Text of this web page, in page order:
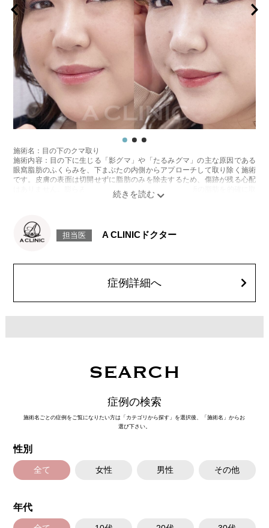
施術名：目の下のクマ取り
施術内容：目の下に生じる「影グマ」や「たるみグマ」の主な原因である
眼窩脂肪のふくらみを、下まぶたの内側からアプローチして取り除く施術
です。皮膚の表面は切開せずに脂肪のみを除去するため、傷跡が残る心配
はありません。膨らみの程度や位置に応じて、1〜3か所の脂肪を的確に取
り除き、目元の影を軽減することで、疲れた印象や老け感を解消します。
リスク、副作用：腫れ、内出血、疼痛、目がごろごろする違和感などが術
後一時的に生じることがございます。また、稀に細菌感染症、脂肪の除去
費用：217,800円〜547,800円(税込)
オプション：笑気麻酔 3,300円(税込)
担当医 A CLINICドクター
症例詳細へ
SEARCH
症例の検索
施術名ごとの症例をご覧になりたい方は「カテゴリから探す」を選択後、「施術名」からお
選び下さい。
性別
全て 女性 男性 その他
年代